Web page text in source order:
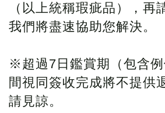
（以上統稱瑕疵品），再
我們將盡速協助您解決。
※ 超過7日鑑賞期（包含
間視同簽收完成將不提供
請見諒。